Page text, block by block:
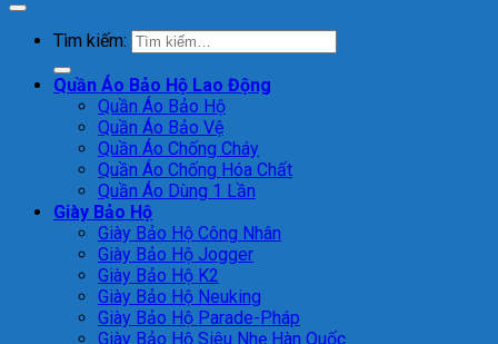
Tìm kiếm:
Quần Áo Bảo Hộ Lao Động
Quần Áo Bảo Hộ
Quần Áo Bảo Vệ
Quần Áo Chống Cháy
Quần Áo Chống Hóa Chất
Quần Áo Dùng 1 Lần
Giày Bảo Hộ
Giày Bảo Hộ Công Nhân
Giày Bảo Hộ Jogger
Giày Bảo Hộ K2
Giày Bảo Hộ Neuking
Giày Bảo Hộ Parade-Pháp
Giày Bảo Hộ Siêu Nhẹ Hàn Quốc